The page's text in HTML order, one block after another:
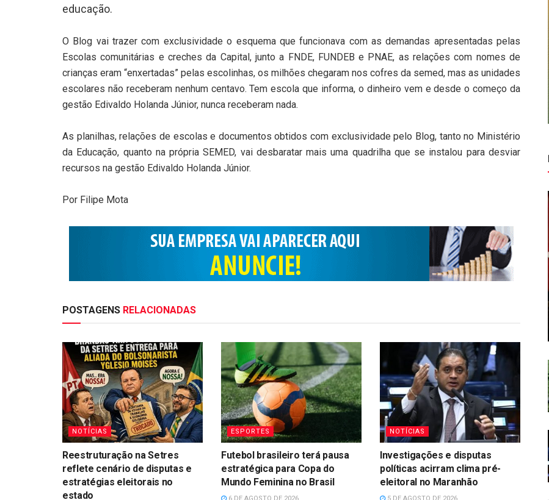
educação.
O Blog vai trazer com exclusividade o esquema que funcionava com as demandas apresentadas pelas
Escolas comunitárias e creches da Capital, junto a FNDE, FUNDEB e PNAE, as relações com nomes de
crianças eram “enxertadas” pelas escolinhas, os milhões chegaram nos cofres da semed, mas as unidades
escolares não receberam nenhum centavo. Tem escola que informa, o dinheiro vem e desde o começo da
gestão Edivaldo Holanda Júnior, nunca receberam nada.
As planilhas, relações de escolas e documentos obtidos com exclusividade pelo Blog, tanto no Ministério
da Educação, quanto na própria SEMED, vai desbaratar mais uma quadrilha que se instalou para desviar
recursos na gestão Edivaldo Holanda Júnior.
Por Filipe Mota
POSTAGENS RELACIONADAS
NOTÍCIAS
Reestruturação na Setres
reflete cenário de disputas e
estratégias eleitorais no
estado
ESPORTES
Futebol brasileiro terá pausa
estratégica para Copa do
Mundo Feminina no Brasil
6 DE AGOSTO DE 2026
NOTÍCIAS
Investigações e disputas
políticas acirram clima pré-
eleitoral no Maranhão
5 DE AGOSTO DE 2026